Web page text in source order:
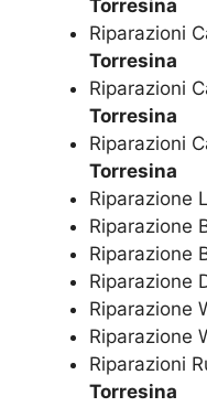
Torresina
Riparazioni
Torresina
Riparazioni
Torresina
Riparazioni
Torresina
Riparazione
Riparazione
Riparazione
Riparazione
Riparazione
Riparazione
Riparazioni
Torresina